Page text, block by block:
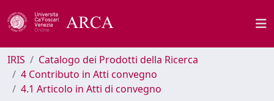
IRIS
Catalogo dei Prodotti della Ricerca
4 Contributo in Atti convegno
4.1 Articolo in Atti di convegno